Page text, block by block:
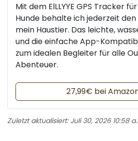
Mit dem ElLLYYE GPS Tracker
Hunde behalte ich jederzeit
mein Haustier. Das leichte,
und die einfache App-
zum idealen Begleiter für alle
Abenteuer.
27,99€ bei
Zuletzt aktualisiert: Juli 30, 2026 10:58